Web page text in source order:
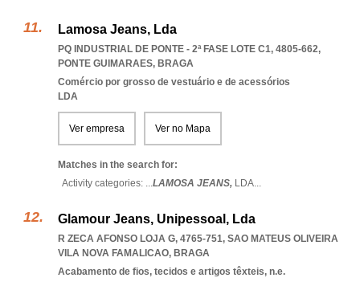
Lamosa Jeans, Lda
PQ INDUSTRIAL DE PONTE - 2ª FASE LOTE C1, 4805-662,
PONTE GUIMARAES, BRAGA
Comércio por grosso de vestuário e de acessórios
LDA
Ver empresa Ver no Mapa
Matches in the search for:
Activity categories: ...LAMOSA JEANS, LDA...
Glamour Jeans, Unipessoal, Lda
R ZECA AFONSO LOJA G, 4765-751, SAO MATEUS OLIVEIRA
VILA NOVA FAMALICAO, BRAGA
Acabamento de fios, tecidos e artigos têxteis, n.e.